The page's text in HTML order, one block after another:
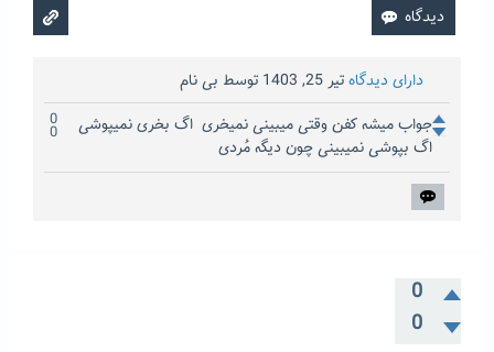
دارای دیدگاهتیر 25, 1403 توسط بی نام
0
0
جواب میشه کفن وقتی میبینی نمیخری اگ بخری نمیپوشی
اگ بپوشی نمیبینی چون دیگه مُردی
0
0